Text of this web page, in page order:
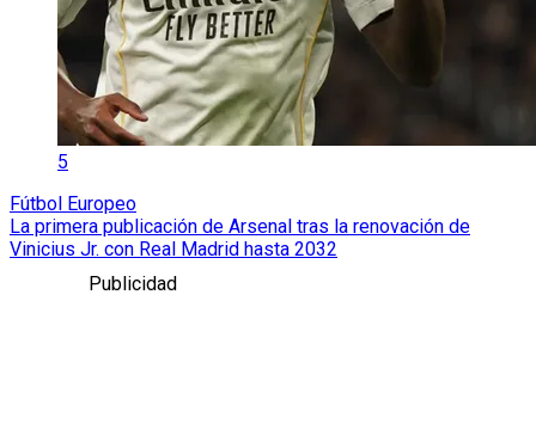
5
Fútbol Europeo
La primera publicación de Arsenal tras la renovación de
Vinicius Jr. con Real Madrid hasta 2032
Publicidad